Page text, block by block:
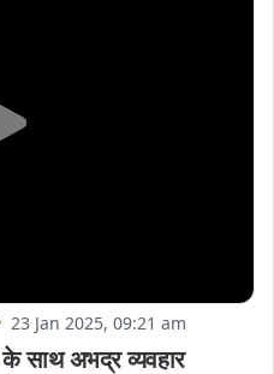
23 Jan 2025, 09:21 am
Jhansi - होमगार्ड का मरीजों के साथ अभद्र व्यवहार